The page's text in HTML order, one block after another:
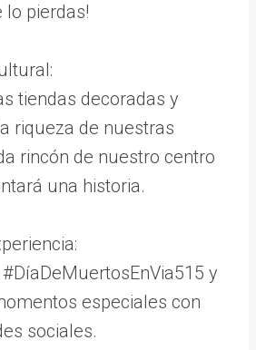
lo pierdas!
tiendas decoradas y
riqueza de nuestras
rincón de nuestro centro
una historia.
y
especiales con
sociales.